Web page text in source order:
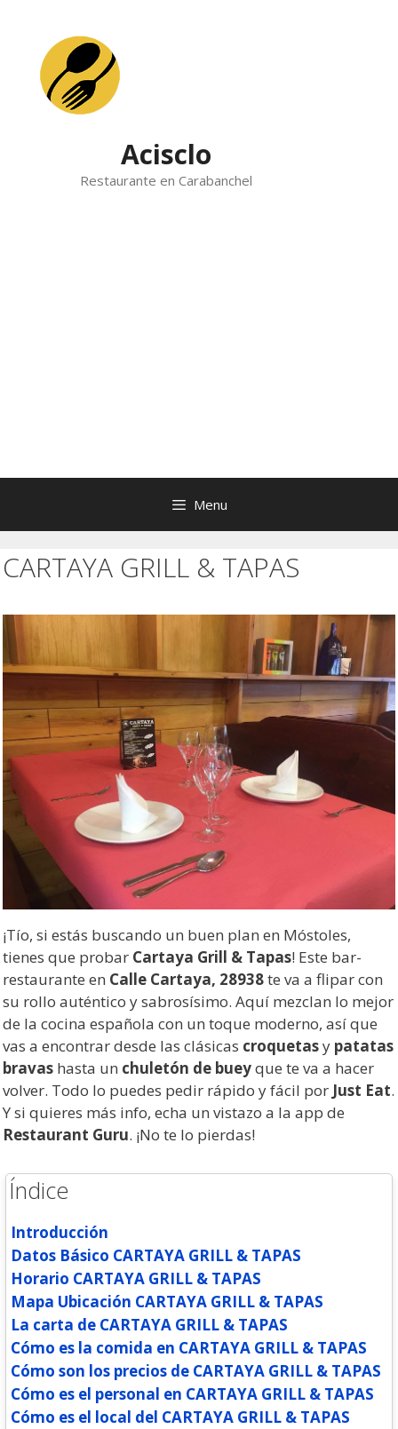
content
Acisclo
Restaurante en Carabanchel
Menu
CARTAYA GRILL & TAPAS
¡Tío, si estás buscando un buen plan en Móstoles,
tienes que probar Cartaya Grill & Tapas! Este bar-
restaurante en Calle Cartaya, 28938te va a flipar con
su rollo auténtico y sabrosísimo. Aquí mezclan lo mejor
de la cocina española con un toque moderno, así que
vas a encontrar desde las clásicas croquetasy patatas
bravas hasta un chuletón de bueyque te va a hacer
volver. Todo lo puedes pedir rápido y fácil por Just Eat.
Y si quieres más info, echa un vistazo a la app de
Restaurant Guru. ¡No te lo pierdas!
Índice
Introducción
Datos Básico CARTAYA GRILL & TAPAS
Horario CARTAYA GRILL & TAPAS
Mapa Ubicación CARTAYA GRILL & TAPAS
La carta de CARTAYA GRILL & TAPAS
Cómo es la comida en CARTAYA GRILL & TAPAS
Cómo son los precios de CARTAYA GRILL & TAPAS
Cómo es el personal en CARTAYA GRILL & TAPAS
Cómo es el local del CARTAYA GRILL & TAPAS